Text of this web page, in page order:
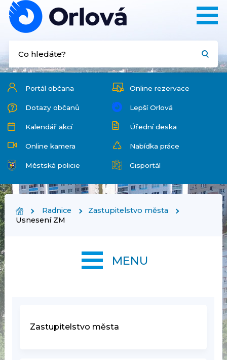
Portál občana Online rezervace
Dotazy občanů Lepší Orlová
Kalendář akcí Úřední deska
Online kamera Nabídka práce
Městská policie Gisportál
Radnice
Zastupitelstvo města
Usnesení ZM
Zastupitelstvo města
MENU